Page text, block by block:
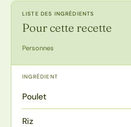
LISTE DES INGRÉDIENTS
Pour cette recette
Personnes
INGRÉDIENT
Poulet
Riz